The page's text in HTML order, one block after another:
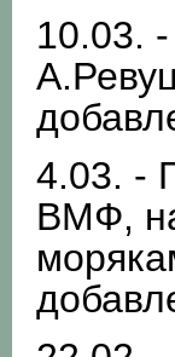
10.03.
4.03. -
ВМФ,